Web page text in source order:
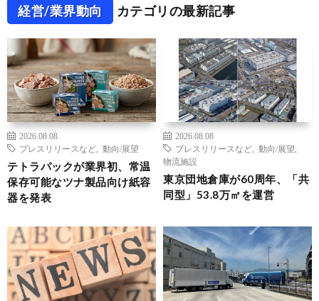
経営/業界動向 カテゴリの最新記事
2026.08.08
プレスリリースなど
動向/展望
テトラパックが業界初、常温
保存可能なツナ製品向け紙容
器を発表
2026.08.08
プレスリリースなど
動向/展望
物流施設
東京団地倉庫が60周年、「共
同型」53.8万㎡を運営